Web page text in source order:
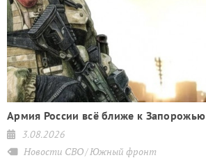
Армия России всё ближе к Запорожью
3.08.2026
Новости СВО Южный фронт